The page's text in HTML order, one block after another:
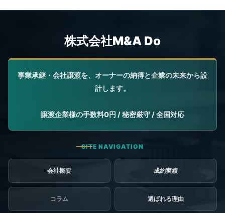
会社概要 成約実績
コラム 選ばれる理由